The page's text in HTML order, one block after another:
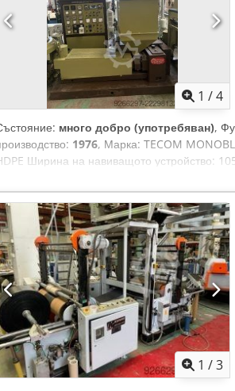
1 /4
много добро (употребяван),
1976, Марка: TECOM
Ширина на навиващото устройство:
150 Диаметър на винта: 50 Допълнително
Antek Машината може да
1 /3